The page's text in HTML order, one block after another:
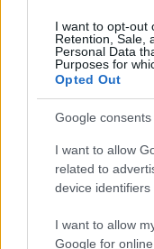
I want to opt-out
Retention, Sale,
Personal Data
Purposes for
Opted Out
Google consents
I want to allow
related to
device identifiers
I want to allow
Google for
ÜZENET
KIHÍVÁS RUBIK-